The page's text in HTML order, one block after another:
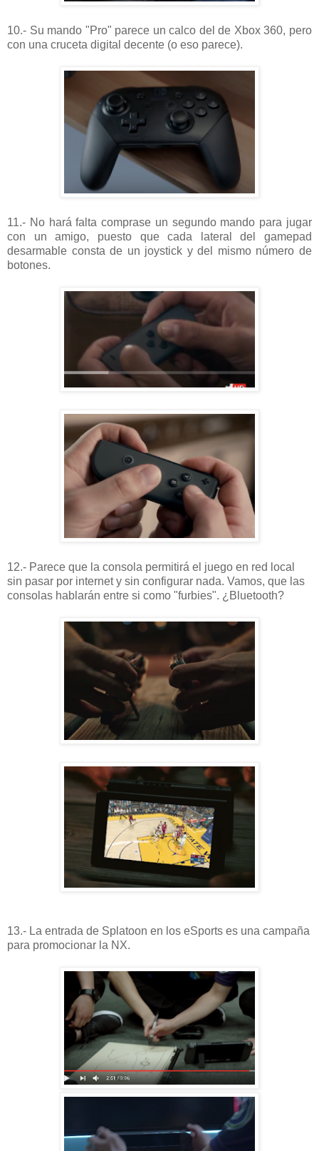
10.- Su mando "Pro" parece un calco del de Xbox 360, pero
con una cruceta digital decente (o eso parece).
11.- No hará falta comprase un segundo mando para jugar
con un amigo, puesto que cada lateral del gamepad
desarmable consta de un joystick y del mismo número de
botones.
12.- Parece que la consola permitirá el juego en red local
sin pasar por internet y sin configurar nada. Vamos, que las
consolas hablarán entre si como "furbies". ¿Bluetooth?
13.- La entrada de Splatoon en los eSports es una campaña
para promocionar la NX.